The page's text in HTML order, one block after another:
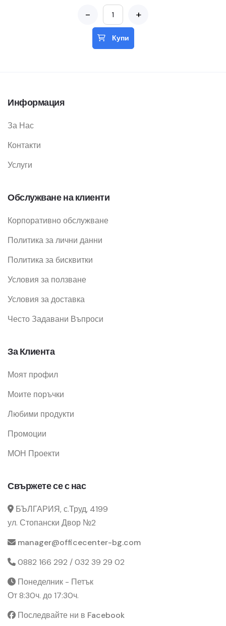
- +
Купи
Информация
За Нас
Контакти
Услуги
Обслужване на клиенти
Корпоративно обслужване
Политика за лични данни
Политика за бисквитки
Условия за ползване
Условия за доставка
Често Задавани Въпроси
За Клиента
Моят профил
Моите поръчки
Любими продукти
Промоции
МОН Проекти
Свържете се с нас
БЪЛГАРИЯ, с.Труд, 4199
ул. Стопански Двор №2
manager@officecenter-bg.com
0882 166 292 / 032 39 29 02
Понеделник - Петък
От 8:30ч. до 17:30ч.
Последвайте ни в Facebook